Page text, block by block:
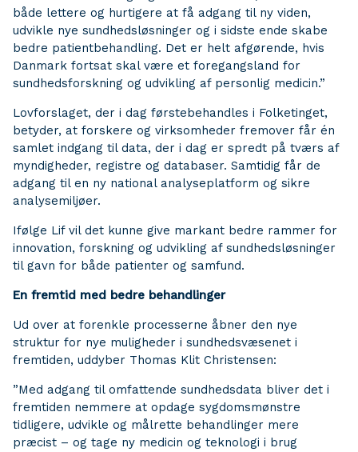
både lettere og hurtigere at få adgang til ny viden,
udvikle nye sundhedsløsninger og i sidste ende skabe
bedre patientbehandling. Det er helt afgørende, hvis
Danmark fortsat skal være et foregangsland for
sundhedsforskning og udvikling af personlig medicin.”
Lovforslaget, der i dag førstebehandles i Folketinget,
betyder, at forskere og virksomheder fremover får én
samlet indgang til data, der i dag er spredt på tværs af
myndigheder, registre og databaser. Samtidig får de
adgang til en ny national analyseplatform og sikre
analysemiljøer.
Ifølge Lif vil det kunne give markant bedre rammer for
innovation, forskning og udvikling af sundhedsløsninger
til gavn for både patienter og samfund.
En fremtid med bedre behandlinger
Ud over at forenkle processerne åbner den nye
struktur for nye muligheder i sundhedsvæsenet i
fremtiden, uddyber Thomas Klit Christensen:
”Med adgang til omfattende sundhedsdata bliver det i
fremtiden nemmere at opdage sygdomsmønstre
tidligere, udvikle og målrette behandlinger mere
præcist – og tage ny medicin og teknologi i brug